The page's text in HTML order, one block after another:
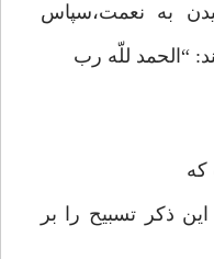
به نعمت،سپاس
“الحمد للّه رب
كه
ذكر تسبيح را بر